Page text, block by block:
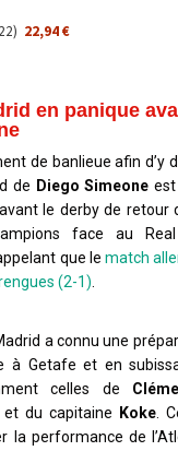
) 22,94 €
en panique
de banlieue afin d’y
de Diego Simeone
avant le derby de retour
face au
que le match
(2-1)
a connu une
à Getafe et en
celles de
et du capitaine Koke .
la performance de